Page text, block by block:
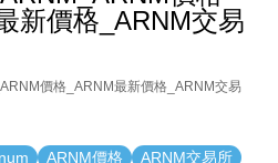
新價格_ARNM交易
價格_ARNM最新價格_ARNM交易
ARNM價格
ARNM交易所